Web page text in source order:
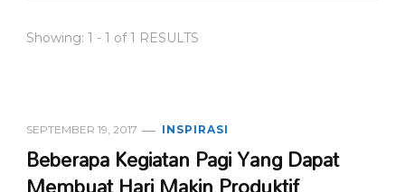
Showing: 1 - 1 of 1 RESULTS
SEPTEMBER 19, 2017 INSPIRASI
Beberapa Kegiatan Pagi Yang Dapat